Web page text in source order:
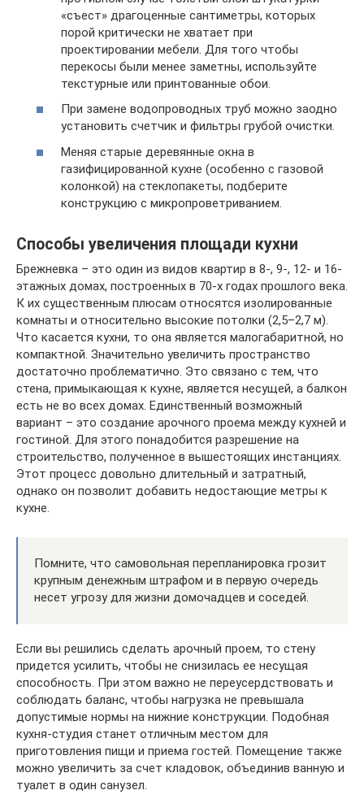
«съест» драгоценные сантиметры, которых
порой критически не хватает при
проектировании мебели. Для того чтобы
перекосы были менее заметны, используйте
текстурные или принтованные обои.
При замене водопроводных труб можно заодно
установить счетчик и фильтры грубой очистки.
Меняя старые деревянные окна в
газифицированной кухне (особенно с газовой
колонкой) на стеклопакеты, подберите
конструкцию с микропроветриванием.
Способы увеличения площади кухни
Брежневка – это один из видов квартир в 8-, 9-, 12- и 16-
этажных домах, построенных в 70-х годах прошлого века.
К их существенным плюсам относятся изолированные
комнаты и относительно высокие потолки (2,5–2,7 м).
Что касается кухни, то она является малогабаритной, но
компактной. Значительно увеличить пространство
достаточно проблематично. Это связано с тем, что
стена, примыкающая к кухне, является несущей, а балкон
есть не во всех домах. Единственный возможный
вариант – это создание арочного проема между кухней и
гостиной. Для этого понадобится разрешение на
строительство, полученное в вышестоящих инстанциях.
Этот процесс довольно длительный и затратный,
однако он позволит добавить недостающие метры к
кухне.
Помните, что самовольная перепланировка грозит
крупным денежным штрафом и в первую очередь
несет угрозу для жизни домочадцев и соседей.
Если вы решились сделать арочный проем, то стену
придется усилить, чтобы не снизилась ее несущая
способность. При этом важно не переусердствовать и
соблюдать баланс, чтобы нагрузка не превышала
допустимые нормы на нижние конструкции. Подобная
кухня-студия станет отличным местом для
приготовления пищи и приема гостей. Помещение также
можно увеличить за счет кладовок, объединив ванную и
туалет в один санузел.